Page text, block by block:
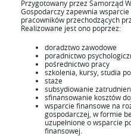
Przygotowany przez Samorząd
Gospodarczy zapewnia
pracowników przechodzących
Realizowane jest ono poprzez:
doradztwo zawodowe
poradnictwo
pośrednictwo pracy
szkolenia, kursy, studia
staże
subsydiowanie
sfinansowanie kosztów
wsparcie finansowe na
gospodarczej, w formie
uzupełnione o wsparcie
finansowej.